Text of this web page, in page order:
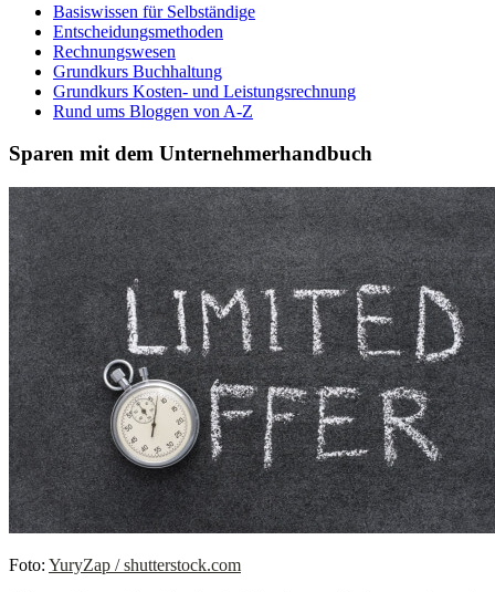
Basiswissen für Selbständige
Entscheidungsmethoden
Rechnungswesen
Grundkurs Buchhaltung
Grundkurs Kosten- und Leistungsrechnung
Rund ums Bloggen von A-Z
Sparen mit dem Unternehmerhandbuch
Foto: YuryZap / shutterstock.com